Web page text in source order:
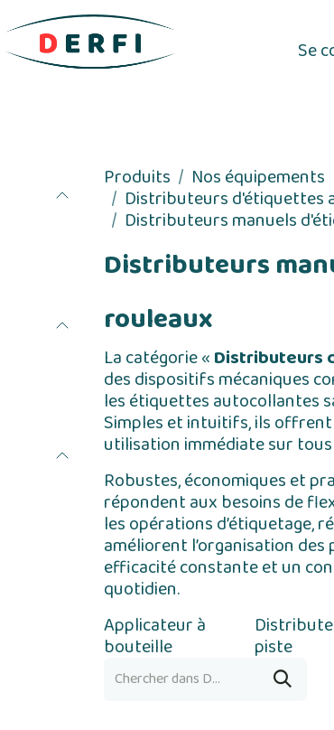
Se
Produits Nos équipements
Distributeurs d'étiquettes
Distributeurs manuels
Distributeurs
rouleaux
La catégorie «Distributeurs
des dispositifs mécaniques
les étiquettes autocollantes
Simples et intuitifs, ils
utilisation immédiate sur
Robustes, économiques et
répondent aux besoins de
les opérations d’étiquetage,
améliorent l’organisation
efficacité constante et un
quotidien.
Applicateur à
bouteille piste